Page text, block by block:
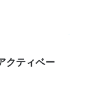
クティベー